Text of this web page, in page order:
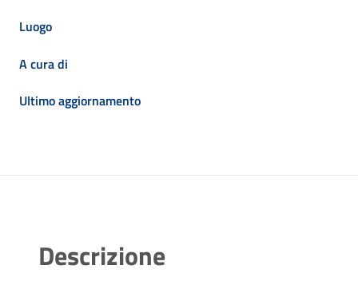
Luogo
A cura di
Ultimo aggiornamento
Descrizione